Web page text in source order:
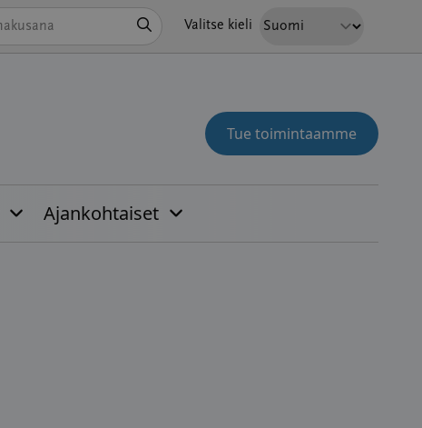
Valitse kieli
Tue toimintaamme
Ajankohtaiset